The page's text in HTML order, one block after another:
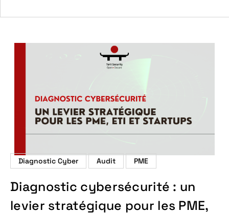
Diagnostic Cyber Audit PME
Diagnostic cybersécurité : un
levier stratégique pour les PME,